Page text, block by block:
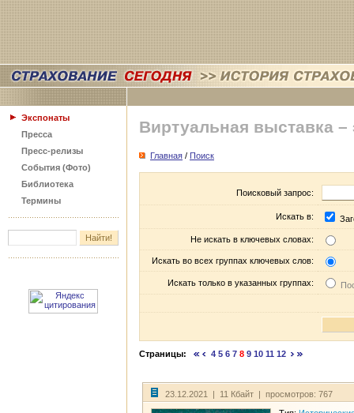
Экспонаты
Пресса
Пресс-релизы
События (Фото)
Библиотека
Термины
Виртуальная выставка –
Главная / Поиск
Поисковый запрос:
Искать в:
Не искать в ключевых словах:
Искать во всех группах ключевых слов:
Искать только в указанных группах:
Страницы: 4 5 6 7 8 9 10 11 12
23.12.2021 | 11 Кбайт | просмотров: 767